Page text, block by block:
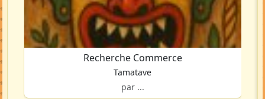
Recherche Commerce
Tamatave
par ...